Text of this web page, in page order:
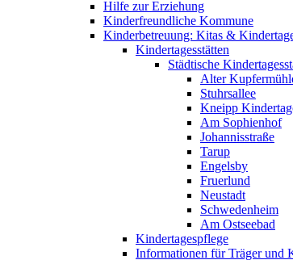
Hilfe zur Erziehung
Kinderfreundliche Kommune
Kinderbetreuung: Kitas &
Kindertagesstätten
Städtische
Alter
Stuhrsallee
Kneipp
Am Sophienhof
Johannisstraße
Tarup
Engelsby
Fruerlund
Neustadt
Schwedenheim
Am Ostseebad
Kindertagespflege
Informationen für Träger und